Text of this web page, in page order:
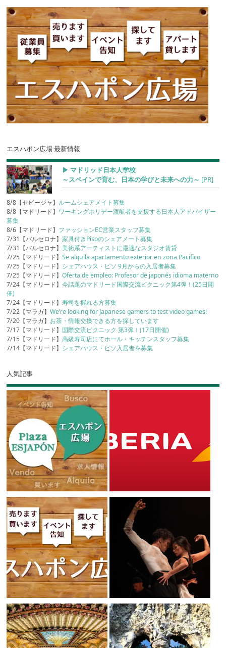
エスハポン広場 最新情報
▶︎ マドリッド日本人学校
～スペインで育む、日本の学びと未来への力～ [PR]
8/8【セビージャ】 ルームシェアメイト募集
8/8【マドリード】 ワーキングホリデー渡航者を支援する日本人アドバイザー
募集
8/6【マドリード】 ファッションEC営業スタッフ募集
7/31【バルセロナ】家具付きPisoのシェアメート募集
7/31【バルセロナ】美術系アーティストに最適なスタジオ賃貸
7/25【マドリード】Se alquila apartamento exterior en zona Pacifico
7/25【マドリード】 シェアハウス・ピソ 9月からの入居者募集
7/25【マドリード】Oferta de empleo: Profesor de japonés idioma materno
7/24【マドリード】今話題のマドリード国際交流ピクニック第4弾！(25日開
催)
7/24【マドリード】寿司を握れる方募集
7/22【マラガ】We’re looking for Japanese gamers to test video games!
7/20【マラガ】 お茶・情報交換できる方を探しています
7/17【マドリード】 国際交流ピクニック 第3弾！(17日開催)
7/15【マドリード】高級寿司店にてホール・キッチンスタッフ募集
7/14【マドリード】 シェアハウス・ピソ入居者を募集
人気記事